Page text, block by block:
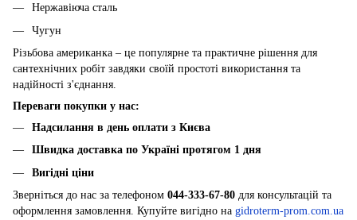
Нержавіюча сталь
Чугун
Різьбова американка – це популярне та практичне рішення для
сантехнічних робіт завдяки своїй простоті використання та
надійності з'єднання.
Переваги покупки у нас:
Надсилання в день оплати з Києва
Швидка доставка по Україні протягом 1 дня
Вигідні ціни
Зверніться до нас за телефоном 044-333-67-80 для консультацій та
оформлення замовлення. Купуйте вигідно на gidroterm-prom.com.ua